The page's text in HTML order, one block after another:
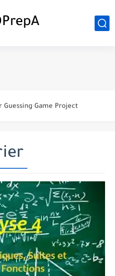
Guessing Game Project
Text Editor Project
Oral en PDF
d’un solide